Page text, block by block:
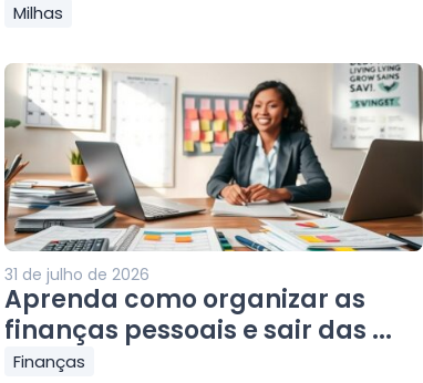
Milhas
31 de julho de 2026
Aprenda como organizar as
finanças pessoais e sair das ...
Finanças